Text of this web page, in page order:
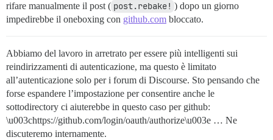
rifare manualmente il post ( post.rebake! ) dopo un giorno
impedirebbe il oneboxing con github.com bloccato.
Abbiamo del lavoro in arretrato per essere più intelligenti sui
reindirizzamenti di autenticazione, ma questo è limitato
all’autenticazione solo per i forum di Discourse. Sto pensando che
forse espandere l’impostazione per consentire anche le
sottodirectory ci aiuterebbe in questo caso per github:
\u003chttps://github.com/login/oauth/authorize\u003e … Ne
discuteremo internamente.